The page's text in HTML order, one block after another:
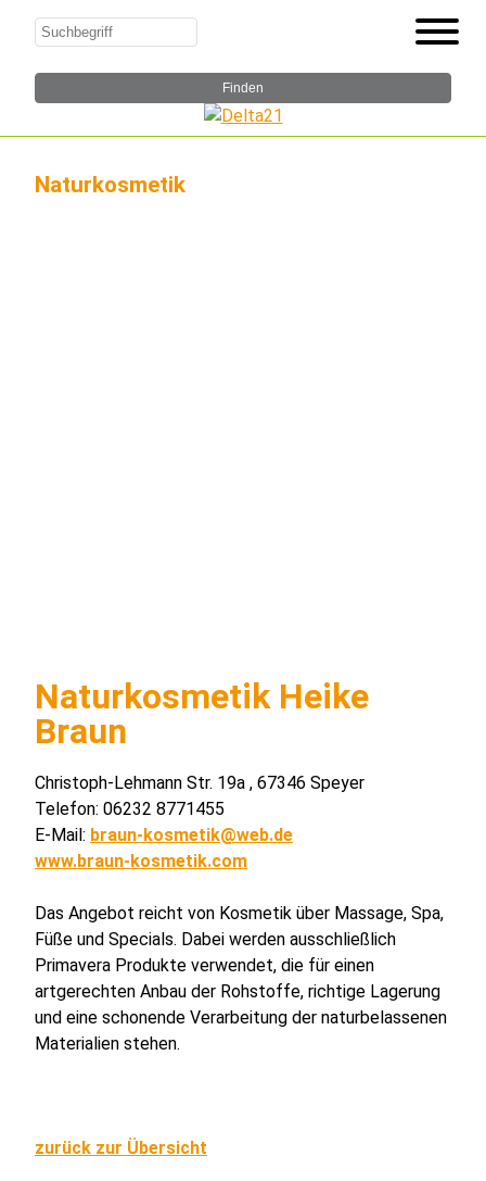
Naturkosmetik
Naturkosmetik Heike
Braun
Christoph-Lehmann Str. 19a , 67346 Speyer
Telefon: 06232 8771455
E-Mail: braun-kosmetik@web.de
www.braun-kosmetik.com
Das Angebot reicht von Kosmetik über Massage, Spa,
Füße und Specials. Dabei werden ausschließlich
Primavera Produkte verwendet, die für einen
artgerechten Anbau der Rohstoffe, richtige Lagerung
und eine schonende Verarbeitung der naturbelassenen
Materialien stehen.
zurück zur Übersicht